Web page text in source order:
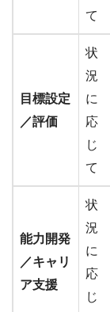
て
目標設定
／評価
状
況
に
応
じ
て
能力開発
／キャリ
ア支援
状
況
に
応
じ